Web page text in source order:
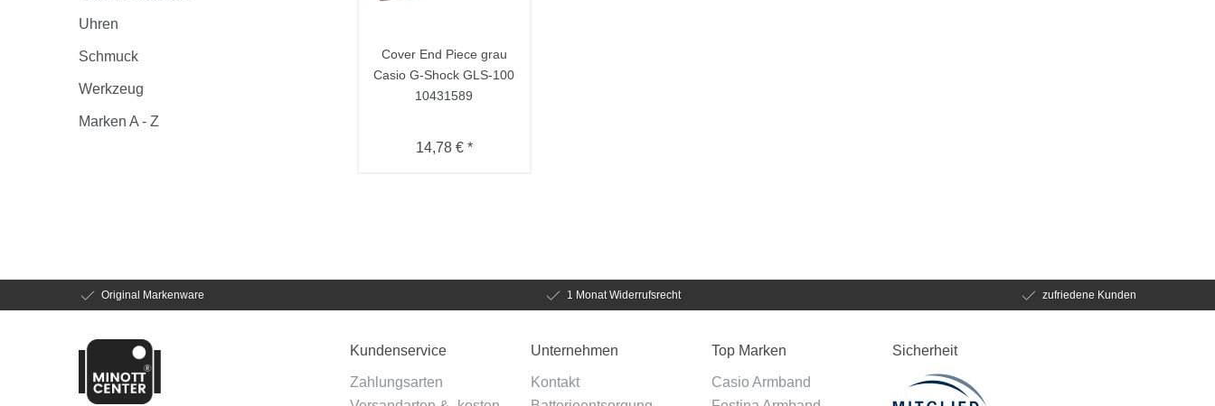
Uhren
Schmuck
Werkzeug
Marken A - Z
Cover End Piece grau
Casio G-Shock GLS-100
10431589
14,78 € *
Original Markenware 1 Monat Widerrufsrecht zufriedene Kunden
Kundenservice
Zahlungsarten
Unternehmen
Kontakt
Top Marken
Casio Armband
Sicherheit